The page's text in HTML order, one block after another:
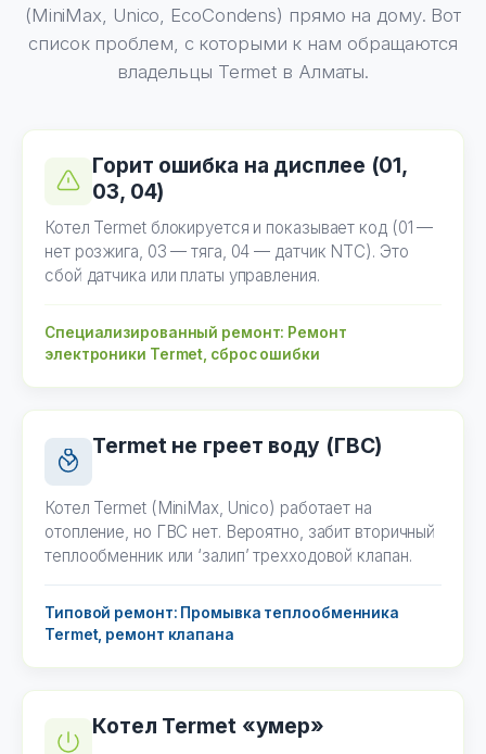
(MiniMax, Unico, EcoCondens) прямо на дому. Вот
список проблем, с которыми к нам обращаются
владельцы Termet в Алматы.
Горит ошибка на дисплее (01,
03, 04)
Котел Termet блокируется и показывает код (01 —
нет розжига, 03 — тяга, 04 — датчик NTC). Это
сбой датчика или платы управления.
Специализированный ремонт: Ремонт
электроники Termet, сброс ошибки
Termet не греет воду (ГВС)
Котел Termet (MiniMax, Unico) работает на
отопление, но ГВС нет. Вероятно, забит вторичный
теплообменник или ‘залип’ трехходовой клапан.
Типовой ремонт: Промывка теплообменника
Termet, ремонт клапана
Котел Termet «умер»